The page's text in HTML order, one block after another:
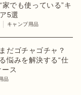
家でも使っている”キ
5選
キャンプ用品
だゴチャゴチャ？
悩みを解決する“仕
ス
品